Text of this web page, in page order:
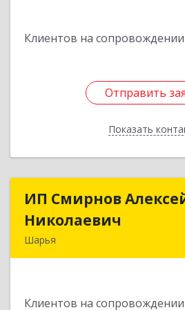
Клиентов на сопровождении
Отправить
Показать
Отправить
Назад
ИП Смирнов
Николаевич
Шарья
Клиентов на сопровождении
ИП